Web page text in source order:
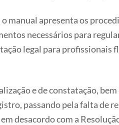
manual apresenta os
necessários para
legal para profissionais
e de constatação,
passando pela falta de
desacordo com a